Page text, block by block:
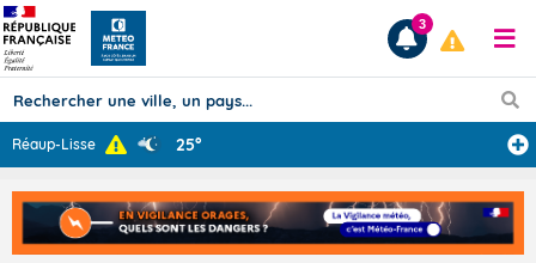
Prévisions
TOUS LES RÉSULTATS
3
Réaup-Lisse 25°